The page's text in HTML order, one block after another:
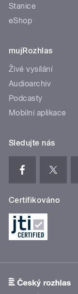
Stanice
eShop
mujRozhlas
Živé vysílání
Audioarchiv
Podcasty
Mobilní aplikace
Sledujte nás
Certifikováno